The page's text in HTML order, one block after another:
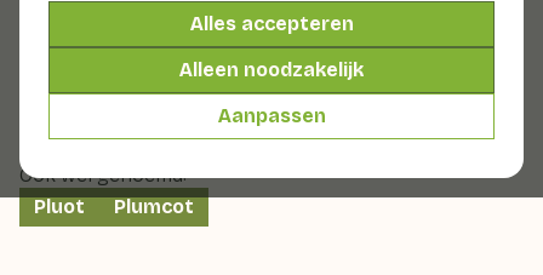
Alles accepteren
Alleen noodzakelijk
Aanpassen
en een abrikoos. Afhankelijk van het percentage
pruim/abrikoos wordt deze vrucht ook wel apruim of
pluot genoemd. Qua uiterlijk lijkt deze vrucht het meest
op de pruim. Een plumcot heeft een donkerrode,
gladde schil en een grote pit. Het vruchtvlees is
oranjeachtig tot rood. De vrucht is zeer aromatisch en
Ook wel genoemd:
Pluot
Plumcot